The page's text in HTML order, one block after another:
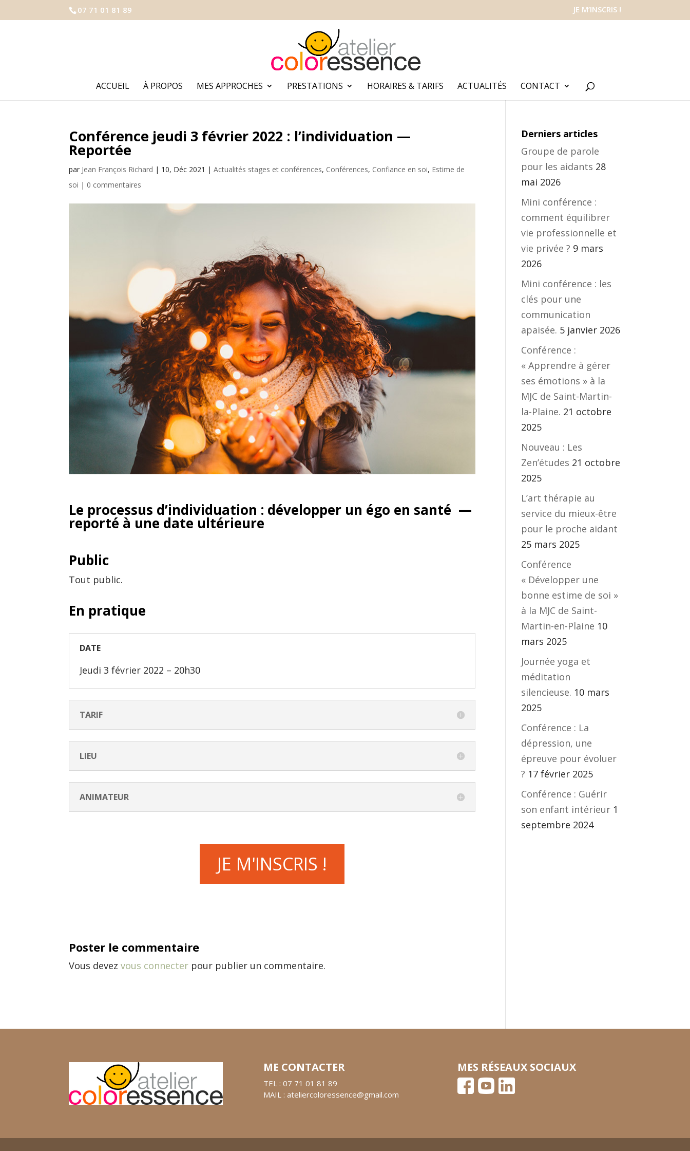
07 71 01 81 89 JE M’INSCRIS !
ACCUEIL À PROPOS MES APPROCHES PRESTATIONS HORAIRES & TARIFS ACTUALITÉS CONTACT
Conférence jeudi 3 février 2022 : l’individuation —
Reportée
par Jean François Richard | 10, Déc 2021 |Actualités stages et conférences, Conférences, Confiance en soi, Estime de
soi | 0 commentaires
Le processus d’individuation : développer un égo en santé —
reporté à une date ultérieure
Public
Tout public.
En pratique
DATE
Jeudi 3 février 2022 – 20h30
TARIF
LIEU
ANIMATEUR
JE M'INSCRIS !
Poster le commentaire
Vous devezvous connecter pour publier un commentaire.
Derniers articles
Groupe de parole
pour les aidants 28
mai 2026
Mini conférence :
comment équilibrer
vie professionnelle et
vie privée ? 9 mars
2026
Mini conférence : les
clés pour une
communication
apaisée. 5 janvier 2026
Conférence :
« Apprendre à gérer
ses émotions » à la
MJC de Saint-Martin-
la-Plaine. 21 octobre
2025
Nouveau : Les
Zen’études 21 octobre
2025
L’art thérapie au
service du mieux-être
pour le proche aidant
25 mars 2025
Conférence
« Développer une
bonne estime de soi »
à la MJC de Saint-
Martin-en-Plaine 10
mars 2025
Journée yoga et
méditation
silencieuse. 10 mars
2025
Conférence : La
dépression, une
épreuve pour évoluer
? 17 février 2025
Conférence : Guérir
son enfant intérieur 1
septembre 2024
ME CONTACTER
TEL : 07 71 01 81 89
MAIL : ateliercoloressence@gmail.com
MES RÉSEAUX SOCIAUX